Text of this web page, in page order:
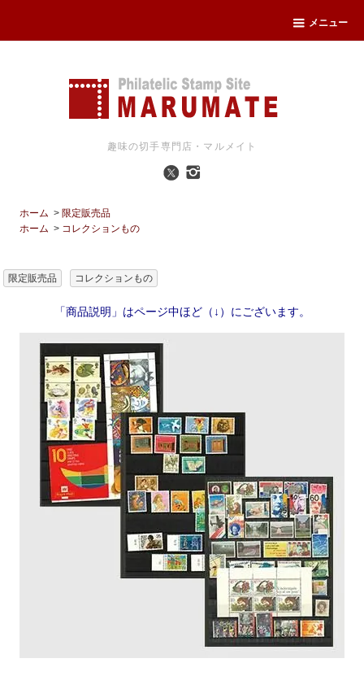
メニュー
趣味の切手専門店・マルメイト
ホーム > 限定販売品
ホーム > コレクションもの
限定販売品 コレクションもの
「商品説明」はページ中ほど（↓）にございます。